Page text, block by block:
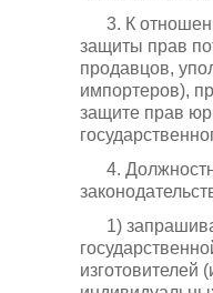
3. К
защиты прав
продавцов,
импортеров),
защите прав
4.
1)
изготовителей